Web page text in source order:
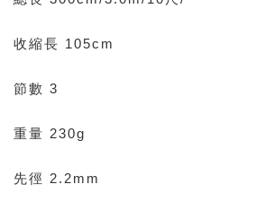
收縮長 105cm
節數 3
重量 230g
先徑 2.2mm